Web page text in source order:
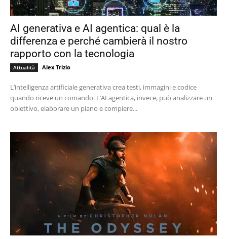
AI generativa e AI agentica: qual è la
differenza e perché cambierà il nostro
rapporto con la tecnologia
Attualità Alex Trizio
L’intelligenza artificiale generativa crea testi, immagini e codice
quando riceve un comando. L’AI agentica, invece, può analizzare un
obiettivo, elaborare un piano e compiere...